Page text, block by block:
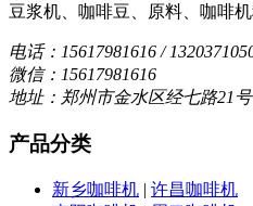
豆浆机、咖啡豆、原料、咖啡
电话：15617981616 /
微信：15617981616
地址：郑州市金水区经七路21
产品分类
新乡咖啡机 | 许昌咖啡机